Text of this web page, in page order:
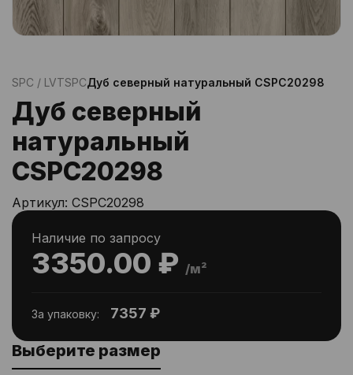
SPC / LVTSPCДуб северный натуральный CSPC20298
Дуб северный
натуральный
CSPC20298
Артикул: CSPC20298
3350.00 ₽ /м²
Наличие по запросу
За упаковку: 7357 ₽
Выберите размер